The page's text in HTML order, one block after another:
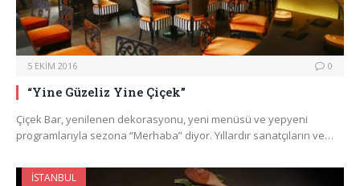
5 EKIM 2016 0
“Yine Güzeliz Yine Çiçek”
Çiçek Bar, yenilenen dekorasyonu, yeni menüsü ve yepyeni
programlarıyla sezona “Merhaba” diyor. Yıllardır sanatçıların ve…
İSTANBUL